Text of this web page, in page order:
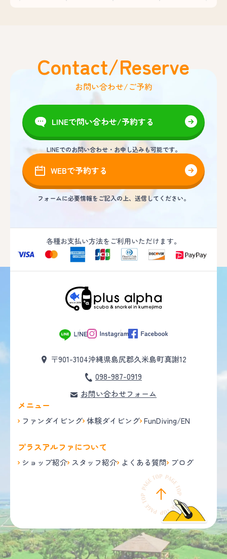
Contact/Reserve
お問い合わせ/ご予約
LINEで問い合わせ/予約する
LINEでのお問い合わせ・お申し込みも可能です。
WEBで予約する
フォームに必要情報をご記入の上、送信してください。
各種お支払い方法をご利用いただけます。
〒901-3104沖縄県島尻郡久米島町真謝12
098-987-0919
お問い合わせフォーム
メニュー
ファンダイビング 体験ダイビング FunDiving/EN
プラスアルファについて
ショップ紹介 スタッフ紹介 よくある質問 ブログ